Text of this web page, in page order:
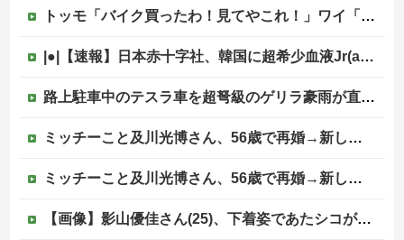
トッモ「バイク買ったわ！見てやこれ！」ワイ「これスクーターじゃん…」他
|●|【速報】日本赤十字社、韓国に超希少血液Jr(a-)を提供「韓国内では適合する血液を確保できなかった」※今回で4回目
路上駐車中のテスラ車を超弩級のゲリラ豪雨が直撃、水が溢れてどんどん浸かっていくのを……
ミッチーこと及川光博さん、56歳で再婚→新しい命まで授かるｗｗｗｗｗ
ミッチーこと及川光博さん、56歳で再婚→新しい命まで授かるｗｗｗｗｗ
【画像】影山優佳さん(25)、下着姿であたシコが止まらない